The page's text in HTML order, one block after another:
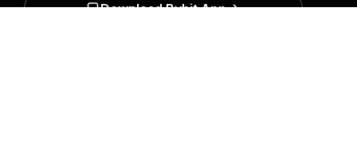
Download Bybit App